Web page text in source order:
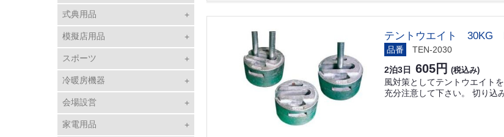
式典用品
模擬店用品
スポーツ
冷暖房機器
会場設営
家電用品
テントウエイト 30KG
品番 TEN-2030
2泊3日 605円 (税込み)
風対策としてテントウエイト
充分注意して下さい。 切り込